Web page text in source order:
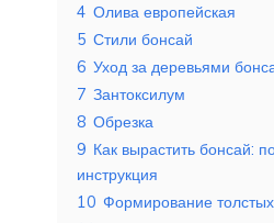
4 Олива европейская
5 Стили бонсай
6 Уход за деревьями
7 Зантоксилум
8 Обрезка
9 Как вырастить бонсай:
инструкция
10 Формирование толстых